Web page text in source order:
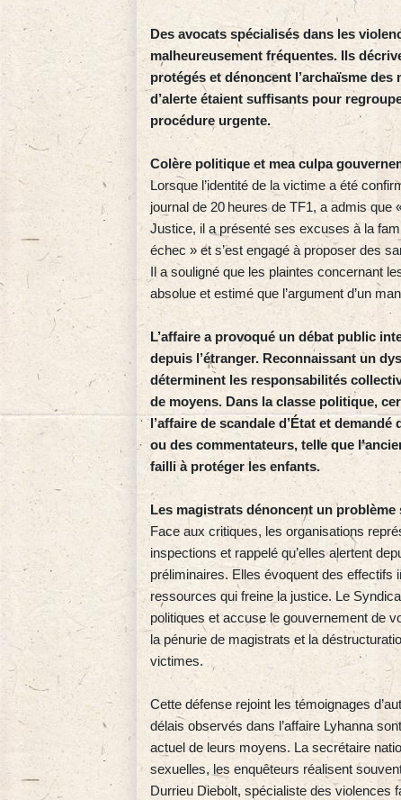
Des avocats spécialisés dans les
malheureusement fréquentes. Ils
protégés et dénoncent l’archaïsme
d’alerte étaient suffisants pour
procédure urgente.
Colère politique et mea culpa
Lorsque l’identité de la victime a été
journal de 20 heures de TF1, a admis que
Justice, il a présenté ses excuses à la
échec » et s’est engagé à proposer des
Il a souligné que les plaintes concernant
absolue et estimé que l’argument d’un
L’affaire a provoqué un débat public
depuis l’étranger. Reconnaissant un
déterminent les responsabilités
de moyens. Dans la classe politique,
l’affaire de scandale d’État et
ou des commentateurs, telle que
failli à protéger les enfants.
Les magistrats dénoncent un
Face aux critiques, les organisations
inspections et rappelé qu’elles alertent
préliminaires. Elles évoquent des effectifs
ressources qui freine la justice. Le
politiques et accuse le gouvernement de
la pénurie de magistrats et la
victimes.
Cette défense rejoint les témoignages
délais observés dans l’affaire Lyhanna
actuel de leurs moyens. La secrétaire
sexuelles, les enquêteurs réalisent
Durrieu Diebolt, spécialiste des violences